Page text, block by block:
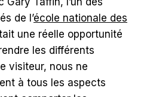
de l’école nationale des
une réelle opportunité
les différents
visiteur, nous ne
à tous les aspects